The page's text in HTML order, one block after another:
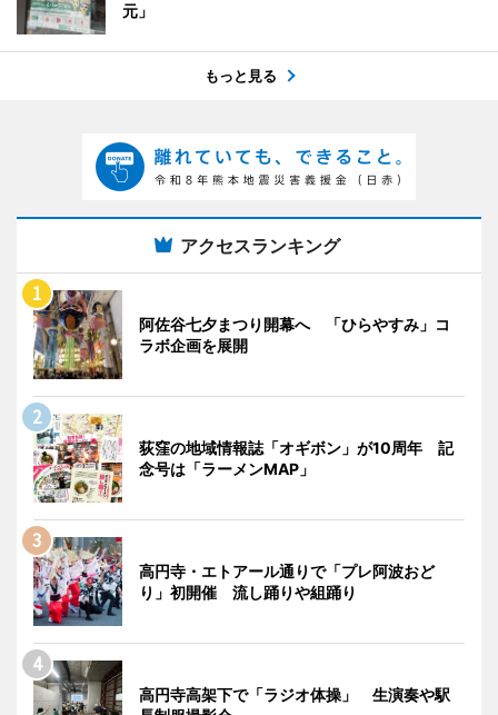
元」
もっと見る
アクセスランキング
阿佐谷七夕まつり開幕へ 「ひらやすみ」コ
ラボ企画を展開
荻窪の地域情報誌「オギボン」が10周年 記
念号は「ラーメンMAP」
高円寺・エトアール通りで「プレ阿波おど
り」初開催 流し踊りや組踊り
高円寺高架下で「ラジオ体操」 生演奏や駅